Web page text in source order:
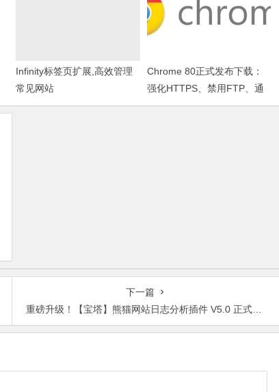
Infinity标签页扩展,高效管理
常见网站
Chrome 80正式发布下载：
强化HTTPS、禁用FTP、通
知消息更静默
下一篇
重磅升级！【宝塔】熊猫网站日志分析插件 V5.0 正式发布：智能体检+多维风控，运维效率全面跃升